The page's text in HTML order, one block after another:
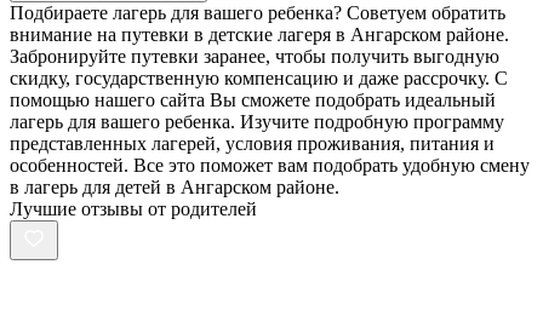
Подбираете лагерь для вашего ребенка? Советуем обратить
внимание на путевки в детские лагеря в Ангарском районе.
Забронируйте путевки заранее, чтобы получить выгодную
скидку, государственную компенсацию и даже рассрочку. С
помощью нашего сайта Вы сможете подобрать идеальный
лагерь для вашего ребенка. Изучите подробную программу
представленных лагерей, условия проживания, питания и
особенностей. Все это поможет вам подобрать удобную смену
в лагерь для детей в Ангарском районе.
Лучшие отзывы от родителей